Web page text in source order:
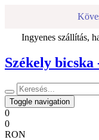
Ingyenes szállítás,
Székely bicska
Toggle navigation
0
0
RON